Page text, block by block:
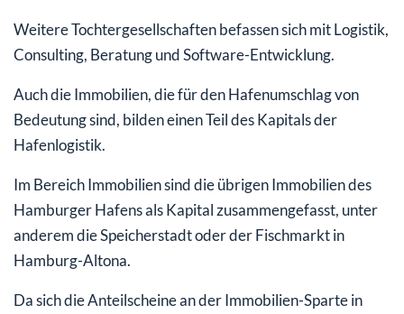
Weitere Tochtergesellschaften befassen sich mit Logistik,
Consulting, Beratung und Software-Entwicklung.
Auch die Immobilien, die für den Hafenumschlag von
Bedeutung sind, bilden einen Teil des Kapitals der
Hafenlogistik.
Im Bereich Immobilien sind die übrigen Immobilien des
Hamburger Hafens als Kapital zusammengefasst, unter
anderem die Speicherstadt oder der Fischmarkt in
Hamburg-Altona.
Da sich die Anteilscheine an der Immobilien-Sparte in